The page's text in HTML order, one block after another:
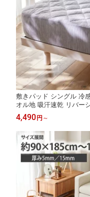
敷きパッド シングル 冷
オル地 吸汗速乾 リバー
省エネ 節電 さらさら マ
んやり 一人暮らし 2人
4,490 円 ～